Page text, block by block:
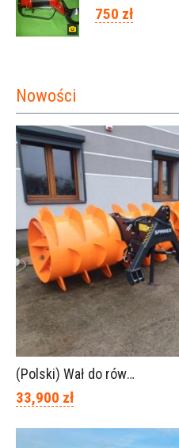
750 zł
Nowości
(Polski) Wał do równania pryzm z kiszonką -TORNADO-SPAWEX
33,900 zł